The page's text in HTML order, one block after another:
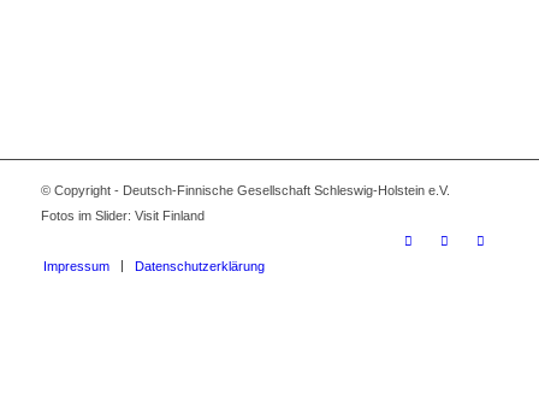
© Copyright - Deutsch-Finnische Gesellschaft Schleswig-Holstein e.V.
Fotos im Slider: Visit Finland
Impressum Datenschutzerklärung